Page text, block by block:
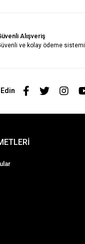
Alışveriş
ve kolay ödeme sistemi